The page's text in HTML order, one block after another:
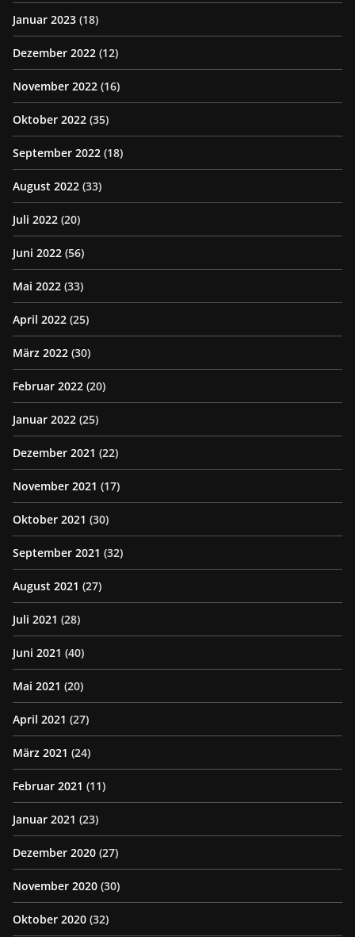
Januar 2023 (18)
Dezember 2022 (12)
November 2022 (16)
Oktober 2022 (35)
September 2022 (18)
August 2022 (33)
Juli 2022 (20)
Juni 2022 (56)
Mai 2022 (33)
April 2022 (25)
März 2022 (30)
Februar 2022 (20)
Januar 2022 (25)
Dezember 2021 (22)
November 2021 (17)
Oktober 2021 (30)
September 2021 (32)
August 2021 (27)
Juli 2021 (28)
Juni 2021 (40)
Mai 2021 (20)
April 2021 (27)
März 2021 (24)
Februar 2021 (11)
Januar 2021 (23)
Dezember 2020 (27)
November 2020 (30)
Oktober 2020 (32)